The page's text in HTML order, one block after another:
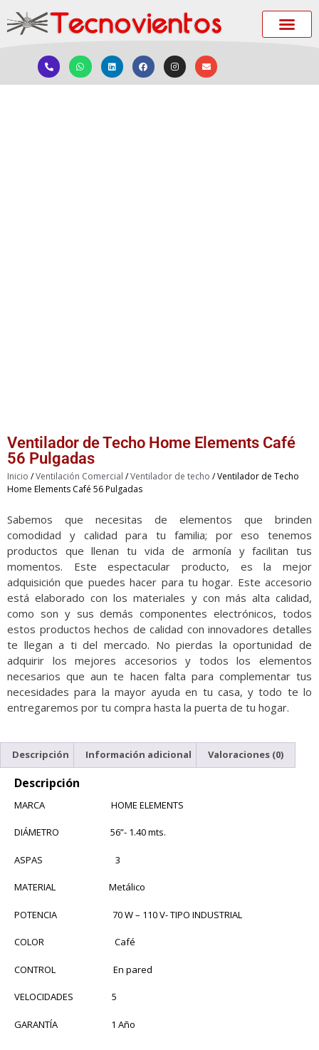
Ventilador de Techo Home Elements Café
56 Pulgadas
Inicio /Ventilación Comercial /Ventilador de techo / Ventilador de Techo
Home Elements Café 56 Pulgadas
Sabemos que necesitas de elementos que brinden
comodidad y calidad para tu familia; por eso tenemos
productos que llenan tu vida de armonía y facilitan tus
momentos. Este espectacular producto, es la mejor
adquisición que puedes hacer para tu hogar. Este accesorio
está elaborado con los materiales y con más alta calidad,
como son y sus demás componentes electrónicos, todos
estos productos hechos de calidad con innovadores detalles
te llegan a ti del mercado. No pierdas la oportunidad de
adquirir los mejores accesorios y todos los elementos
necesarios que aun te hacen falta para complementar tus
necesidades para la mayor ayuda en tu casa, y todo te lo
entregaremos por tu compra hasta la puerta de tu hogar.
Descripción Información adicional Valoraciones (0)
Descripción
MARCA HOME ELEMENTS
DIÁMETRO 56”- 1.40 mts.
ASPAS 3
MATERIAL Metálico
POTENCIA 70 W – 110 V- TIPO INDUSTRIAL
COLOR Café
CONTROL En pared
VELOCIDADES 5
GARANTÍA 1 Año